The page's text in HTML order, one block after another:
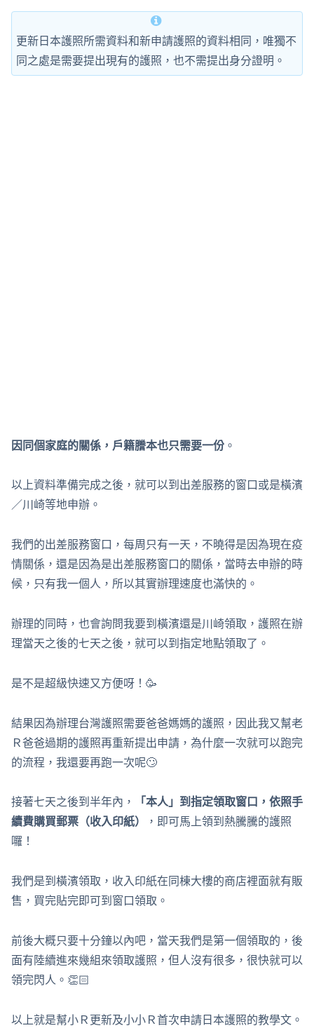
更新日本護照所需資料和新申請護照的資料相同，唯獨不
同之處是需要提出現有的護照，也不需提出身分證明。
因同個家庭的關係，戶籍謄本也只需要一份 。
以上資料準備完成之後，就可以到出差服務的窗口或是橫濱
／川崎等地申辦。
我們的出差服務窗口，每周只有一天，不曉得是因為現在疫
情關係，還是因為是出差服務窗口的關係，當時去申辦的時
候，只有我一個人，所以其實辦理速度也滿快的。
辦理的同時，也會詢問我要到橫濱還是川崎領取，護照在辦
理當天之後的七天之後，就可以到指定地點領取了。
是不是超級快速又方便呀！🥳
結果因為辦理台灣護照需要爸爸媽媽的護照，因此我又幫老
Ｒ爸爸過期的護照再重新提出申請，為什麼一次就可以跑完
的流程，我還要再跑一次呢🙄
接著七天之後到半年內，
「本人」到指定領取窗口，依照手
續費購買郵票（收入印紙）
，即可馬上領到熱騰騰的護照
囉！
我們是到橫濱領取，收入印紙在同棟大樓的商店裡面就有販
售，買完貼完即可到窗口領取。
前後大概只要十分鐘以內吧，當天我們是第一個領取的，後
面有陸續進來幾組來領取護照，但人沒有很多，很快就可以
領完閃人。👏🏻
以上就是幫小Ｒ更新及小小Ｒ首次申請日本護照的教學文。